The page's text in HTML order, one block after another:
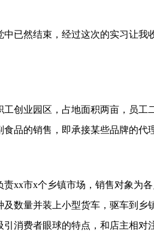
已然结束，经过这次的实习让我
创业园区，占地面积两亩，员工
品的销售，即承接某些品牌的代
xx市x个乡镇市场，销售对象为
数量并装上小型货车，驱车到乡
消费者眼球的特点，和店主相对